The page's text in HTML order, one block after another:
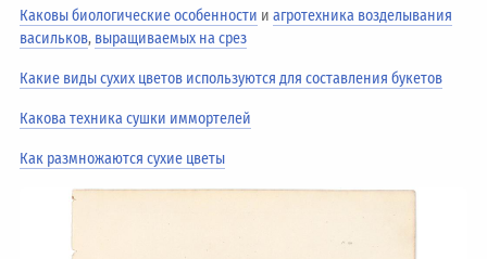
Каковы биологические особенности иагротехника возделывания
васильков, выращиваемых на срез
Какие виды сухих цветов используются для составления букетов
Какова техника сушки иммортелей
Как размножаются сухие цветы